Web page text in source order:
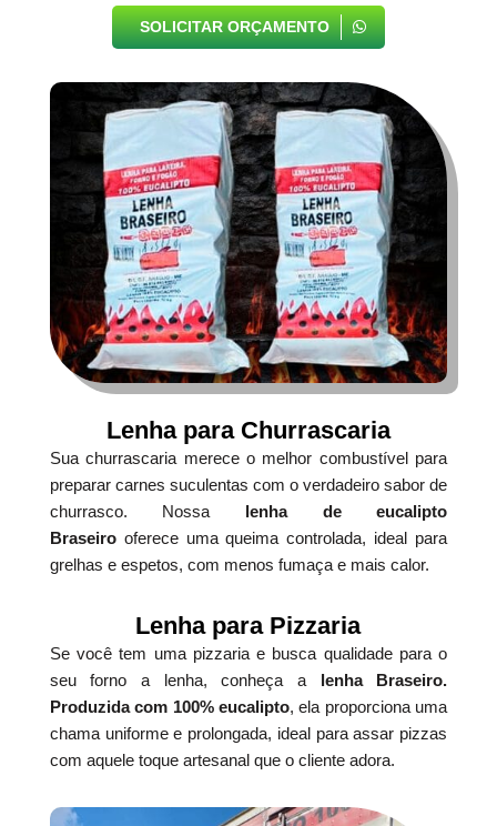
SOLICITAR ORÇAMENTO
Lenha para Churrascaria
Sua churrascaria merece o melhor combustível para
preparar carnes suculentas com o verdadeiro sabor de
churrasco. Nossa lenha de eucalipto
Braseirooferece uma queima controlada, ideal para
grelhas e espetos, com menos fumaça e mais calor.
Lenha para Pizzaria
Se você tem uma pizzaria e busca qualidade para o
seu forno a lenha, conheça a lenha Braseiro.
Produzida com 100% eucalipto, ela proporciona uma
chama uniforme e prolongada, ideal para assar pizzas
com aquele toque artesanal que o cliente adora.